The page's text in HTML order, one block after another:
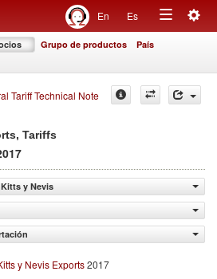
En Es
Toggle
Grupo de productos País
Tariff Technical Note
Tariffs
y Nevis
y Nevis Exports2017